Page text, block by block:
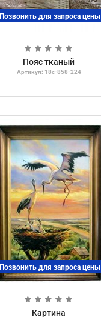
Пояс тканый
Артикул: 18с-858-224
Позвонить для запроса цены
Картина
Позвонить для запроса цены